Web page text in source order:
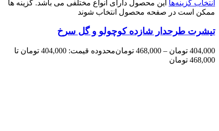
انتخاب گزینه‌ها این محصول دارای انواع مختلفی می باشد. گزینه ها
ممکن است در صفحه محصول انتخاب شوند
تیشرت طرحدار شازده کوچولو و گل سرخ
404,000 تومان –
468,000 تومان
محدوده قیمت: 404,000 تومان تا
468,000 تومان